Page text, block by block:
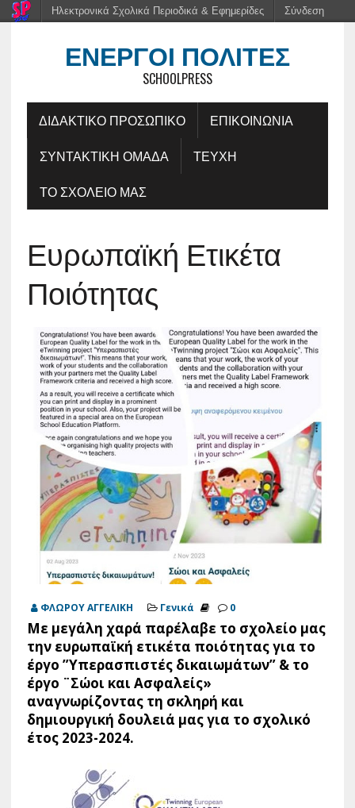
ΕΝΕΡΓΟΊ ΠΟΛΊΤΕΣ
SCHOOLPRESS
ΔΙΔΑΚΤΙΚΟ ΠΡΟΣΩΠΙΚΟ
ΕΠΙΚΟΙΝΩΝΙΑ
ΣΥΝΤΑΚΤΙΚΗ ΟΜΑΔΑ
ΤΕΥΧΗ
ΤΟ ΣΧΟΛΕΙΟ ΜΑΣ
Ευρωπαϊκή Ετικέτα
Ποιότητας
ΦΛΩΡΟΥ ΑΓΓΕΛΙΚΗ Γενικά 0
Με μεγάλη χαρά παρέλαβε το σχολείο μας
την ευρωπαϊκή ετικέτα ποιότητας για το
έργο ”Υπερασπιστές δικαιωμάτων” & το
έργο ¨Σώοι και Ασφαλείς»
αναγνωρίζοντας τη σκληρή και
δημιουργική δουλειά μας για το σχολικό
έτος 2023-2024.
Ηλεκτρονικά Σχολικά Περιοδικά & Εφημερίδες Σύνδεση